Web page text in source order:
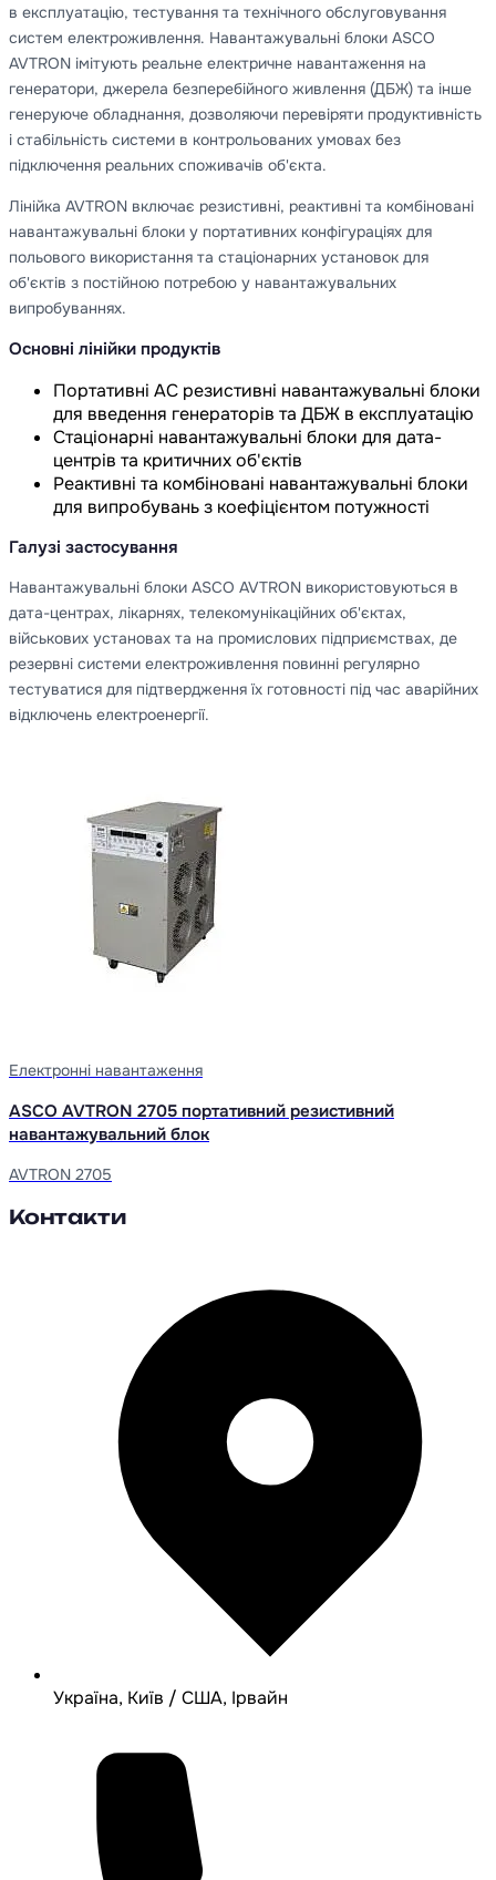
в експлуатацію, тестування та технічного обслуговування
систем електроживлення. Навантажувальні блоки ASCO
AVTRON імітують реальне електричне навантаження на
генератори, джерела безперебійного живлення (ДБЖ) та інше
генеруюче обладнання, дозволяючи перевіряти продуктивність
і стабільність системи в контрольованих умовах без
підключення реальних споживачів об'єкта.
Лінійка AVTRON включає резистивні, реактивні та комбіновані
навантажувальні блоки у портативних конфігураціях для
польового використання та стаціонарних установок для
об'єктів з постійною потребою у навантажувальних
випробуваннях.
Основні лінійки продуктів
Портативні AC резистивні навантажувальні блоки
для введення генераторів та ДБЖ в експлуатацію
Стаціонарні навантажувальні блоки для дата-
центрів та критичних об'єктів
Реактивні та комбіновані навантажувальні блоки
для випробувань з коефіцієнтом потужності
Галузі застосування
Навантажувальні блоки ASCO AVTRON використовуються в
дата-центрах, лікарнях, телекомунікаційних об'єктах,
військових установах та на промислових підприємствах, де
резервні системи електроживлення повинні регулярно
тестуватися для підтвердження їх готовності під час аварійних
відключень електроенергії.
Електронні навантаження
ASCO AVTRON 2705 портативний резистивний
навантажувальний блок
AVTRON 2705
Контакти
Україна, Київ / США, Ірвайн